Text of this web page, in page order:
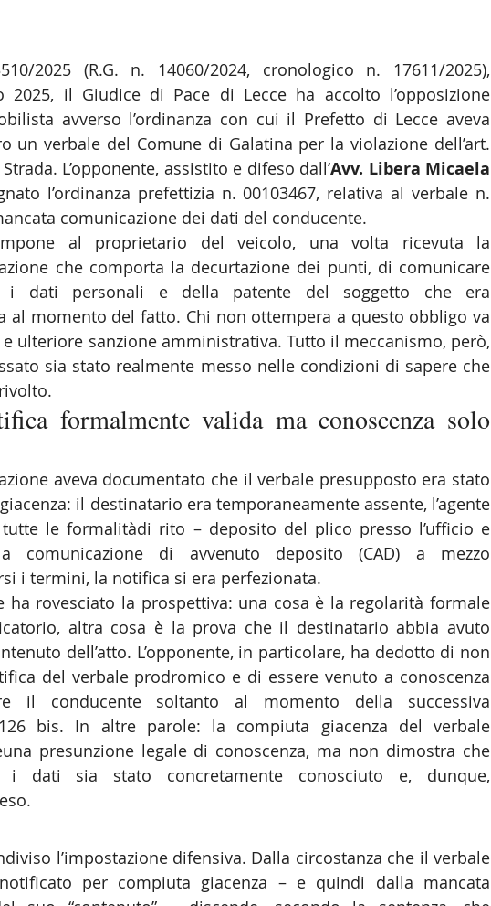
2025 (R.G. n. 14060/2024, cronologico n. 17611/2025),
il Giudice di Pace di Lecce ha accolto l’opposizione
avverso l’ordinanza con cui il Prefetto di Lecce aveva
un verbale del Comune di Galatina per la violazione dell’art.
L’opponente, assistito e difeso dall’Avv. Libera Micaela
l’ordinanza prefettizia n. 00103467, relativa al verbale n.
comunicazione dei dati del conducente.
al proprietario del veicolo, una volta ricevuta la
che comporta la decurtazione dei punti, di comunicare
i dati personali e della patente del soggetto che era
al momento del fatto. Chi non ottempera a questo obbligo va
ulteriore sanzione amministrativa. Tutto il meccanismo, però,
sia stato realmente messo nelle condizioni di sapere che
formalmente valida ma conoscenza solo
aveva documentato che il verbale presupposto era stato
il destinatario era temporaneamente assente, l’agente
tutte le formalitàdi rito – deposito del plico presso l’ufficio e
comunicazione di avvenuto deposito (CAD) a mezzo
i termini, la notifica si era perfezionata.
ha rovesciato la prospettiva: una cosa è la regolarità formale
altra cosa è la prova che il destinatario abbia avuto
dell’atto. L’opponente, in particolare, ha dedotto di non
del verbale prodromico e di essere venuto a conoscenza
il conducente soltanto al momento della successiva
bis. In altre parole: la compiuta giacenza del verbale
presunzione legale di conoscenza, ma non dimostra che
i dati sia stato concretamente conosciuto e, dunque,
l’impostazione difensiva. Dalla circostanza che il verbale
per compiuta giacenza – e quindi dalla mancata